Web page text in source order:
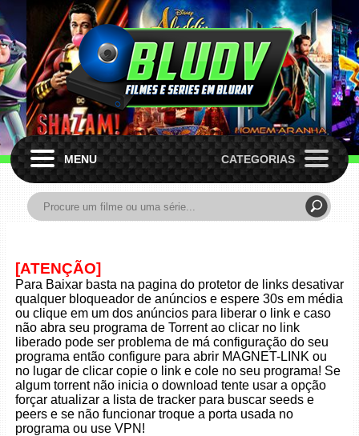
MENU CATEGORIAS
[ATENÇÃO]
Para Baixar basta na pagina do protetor de links desativar
qualquer bloqueador de anúncios e espere 30s em média
ou clique em um dos anúncios para liberar o link e caso
não abra seu programa de Torrent ao clicar no link
liberado pode ser problema de má configuração do seu
programa então configure para abrir MAGNET-LINK ou
no lugar de clicar copie o link e cole no seu programa! Se
algum torrent não inicia o download tente usar a opção
forçar atualizar a lista de tracker para buscar seeds e
peers e se não funcionar troque a porta usada no
programa ou use VPN!